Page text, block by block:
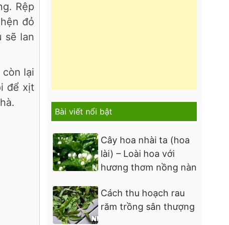
Rệp
đỏ
sẽ lan
lại
để xịt
Bài viết nổi bật
Cây hoa nhài ta (hoa
lài) – Loài hoa với
hương thơm nồng nàn
Cách thu hoạch rau
răm trồng sân thượng